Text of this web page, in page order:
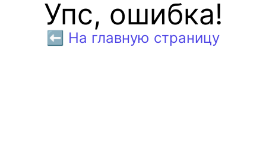
Упс, ошибка!
⬅️ На главную страницу